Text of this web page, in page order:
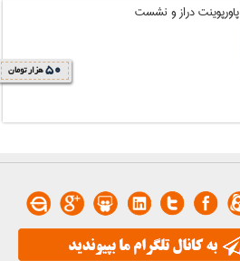
پاورپوینت دراز و نشست
50 هزار تومان